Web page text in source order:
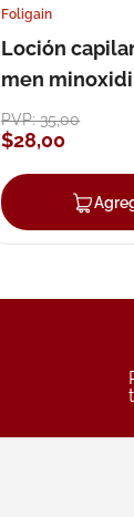
Agregar
Foligain
Loción
men
loción 59 ml
PVP:35,00
$28,00